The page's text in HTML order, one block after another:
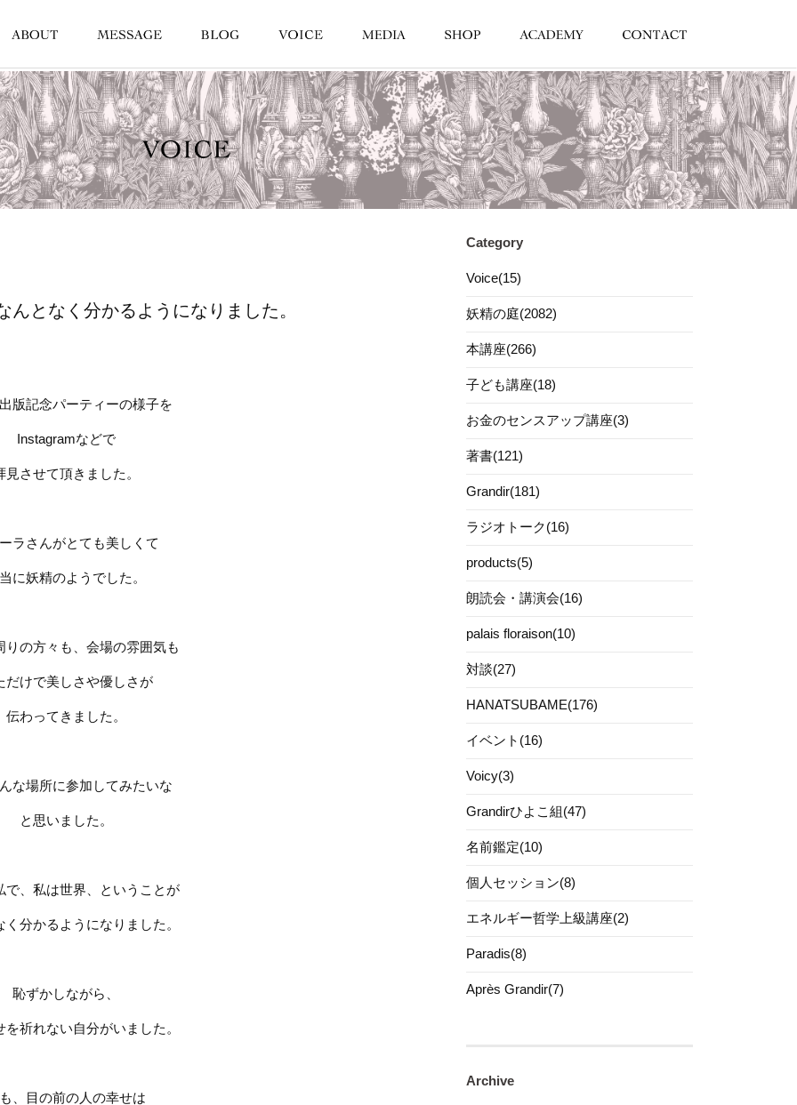
となく分かるようになりました。
版記念パーティーの様子を
Instagramなどで
見させて頂きました。
ラさんがとても美しくて
に妖精のようでした。
りの方々も、会場の雰囲気も
だけで美しさや優しさが
伝わってきました。
な場所に参加してみたいな
と思いました。
で、私は世界、ということが
く分かるようになりました。
恥ずかしながら、
を祈れない自分がいました。
、目の前の人の幸せは
Category
Voice(15)
妖精の庭(2082)
本講座(266)
子ども講座(18)
お金のセンスアップ講座(3)
著書(121)
Grandir(181)
ラジオトーク(16)
products(5)
朗読会・講演会(16)
palais floraison(10)
対談(27)
HANATSUBAME(176)
イベント(16)
Voicy(3)
Grandirひよこ組(47)
名前鑑定(10)
個人セッション(8)
エネルギー哲学上級講座(2)
Paradis(8)
Après Grandir(7)
Archive